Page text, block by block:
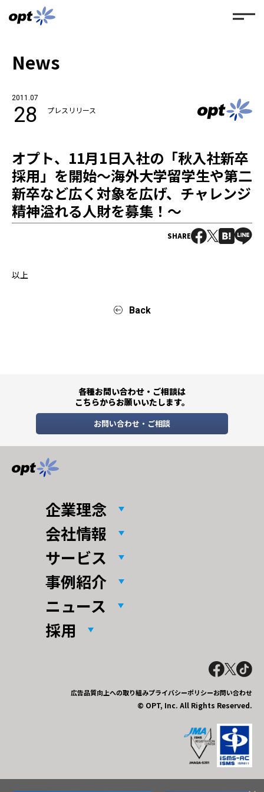
News
2011.07
28 プレスリリース
オプト、11月1日入社の「秋入社新卒
採用」を開始〜海外大学留学生や第二
新卒など広く対象を広げ、チャレンジ
精神溢れる人財を募集！〜
SHARE
以上
Back
各種お問い合わせ・ご相談は
こちらからお願いいたします。
お問い合わせ・ご相談
企業理念
会社情報
サービス
事例紹介
ニュース
採用
広告品質向上への取り組みプライバシーポリシーお問い合わせ
© OPT, Inc. All Rights Reserved.